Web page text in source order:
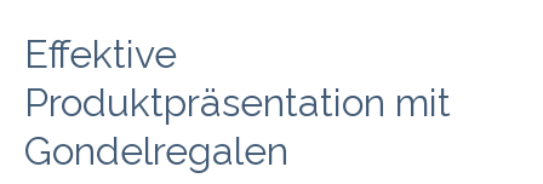
Effektive
Produktpräsentation mit
Gondelregalen